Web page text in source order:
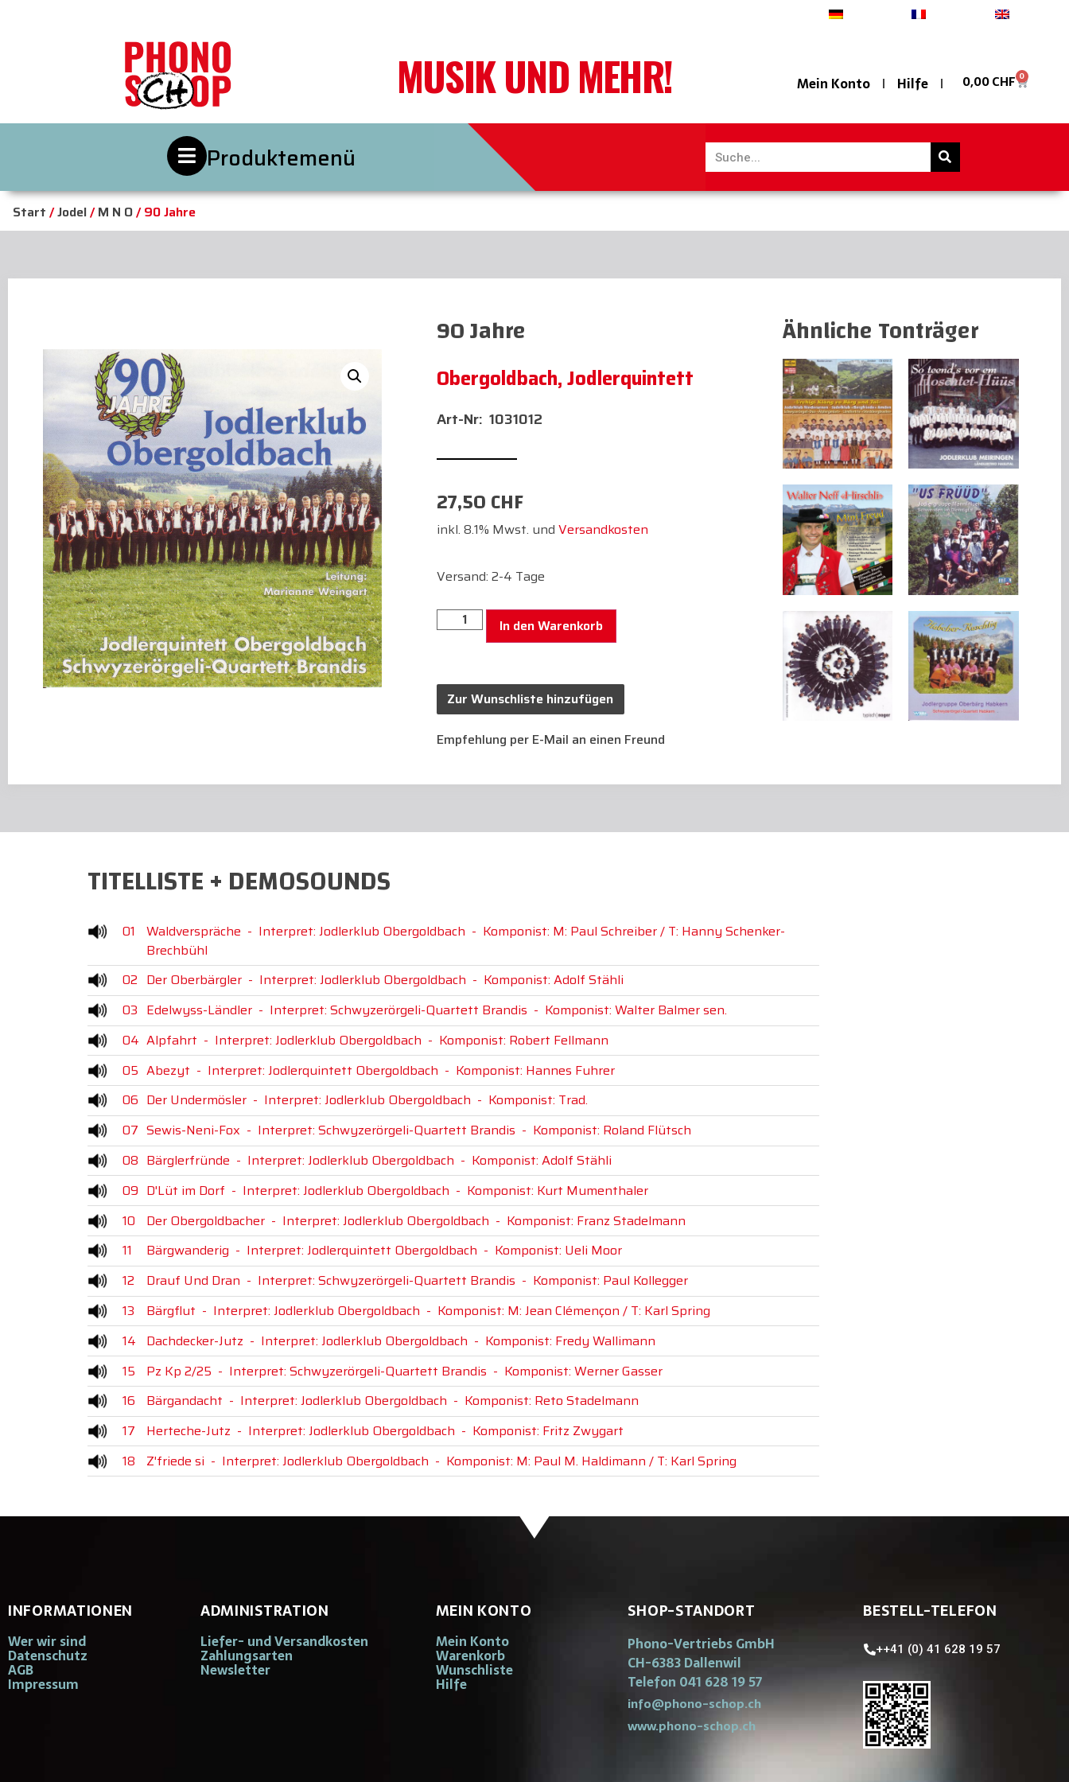
MUSIK UND MEHR! Mein Konto Hilfe 0,00CHF 0
Produktemenü
Start /Jodel/M N O/ 90 Jahre
90 Jahre
Obergoldbach, Jodlerquintett
1031012
27,50CHF
inkl. 8.1% Mwst. und Versandkosten
Versand: 2-4 Tage
In den Warenkorb
Zur Wunschliste hinzufügen
Empfehlung per E-Mail an einen Freund
Ähnliche Tonträger
TITELLISTE + DEMOSOUNDS
01 Waldverspräche - Interpret: Jodlerklub Obergoldbach - Komponist: M: Paul Schreiber / T: Hanny Schenker-
Brechbühl
02 Der Oberbärgler- Interpret: Jodlerklub Obergoldbach - Komponist: Adolf Stähli
03 Edelwyss-Ländler- Interpret: Schwyzerörgeli-Quartett Brandis - Komponist: Walter Balmer sen.
04 Alpfahrt - Interpret: Jodlerklub Obergoldbach - Komponist: Robert Fellmann
05 Abezyt - Interpret: Jodlerquintett Obergoldbach - Komponist: Hannes Fuhrer
06 Der Undermösler- Interpret: Jodlerklub Obergoldbach - Komponist: Trad.
07 Sewis-Neni-Fox - Interpret: Schwyzerörgeli-Quartett Brandis - Komponist: Roland Flütsch
08 Bärglerfründe - Interpret: Jodlerklub Obergoldbach - Komponist: Adolf Stähli
09 D'Lüt im Dorf - Interpret: Jodlerklub Obergoldbach - Komponist: Kurt Mumenthaler
10
Der Obergoldbacher- Interpret: Jodlerklub Obergoldbach - Komponist: Franz Stadelmann
11
Bärgwanderig - Interpret: Jodlerquintett Obergoldbach - Komponist: Ueli Moor
12
Drauf Und Dran - Interpret: Schwyzerörgeli-Quartett Brandis - Komponist: Paul Kollegger
13
Bärgflut - Interpret: Jodlerklub Obergoldbach - Komponist: M: Jean Clémençon / T: Karl Spring
14 Dachdecker-Jutz - Interpret: Jodlerklub Obergoldbach - Komponist: Fredy Wallimann
15
Pz Kp 2/25 - Interpret: Schwyzerörgeli-Quartett Brandis - Komponist: Werner Gasser
16
Bärgandacht - Interpret: Jodlerklub Obergoldbach - Komponist: Reto Stadelmann
17
Herteche-Jutz - Interpret: Jodlerklub Obergoldbach - Komponist: Fritz Zwygart
18
Z'friede si - Interpret: Jodlerklub Obergoldbach - Komponist: M: Paul M. Haldimann / T: Karl Spring
INFORMATIONEN
Wer wir sind
Datenschutz
AGB
Impressum
ADMINISTRATION
Liefer- und Versandkosten
Zahlungsarten
Newsletter
MEIN KONTO
Mein Konto
Warenkorb
Wunschliste
Hilfe
SHOP-STANDORT
Phono-Vertriebs GmbH
CH-6383 Dallenwil
Telefon 041 628 19 57
info@phono-schop.ch
www.phono-schop.ch
BESTELL-TELEFON
++41 (0) 41 628 19 57